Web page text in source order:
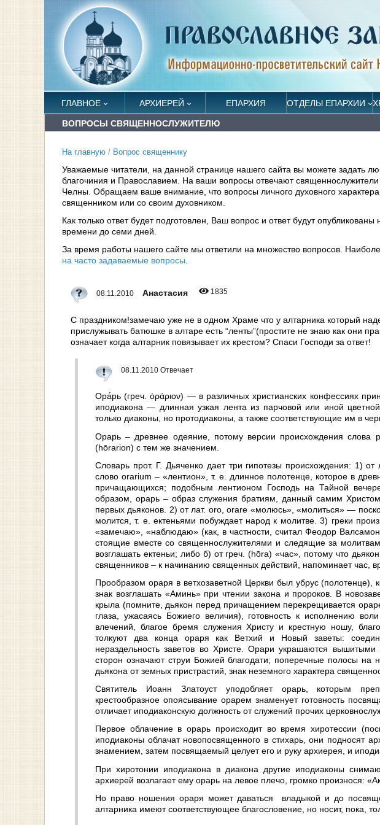
ГЛАВНОЕ АРХИЕРЕЙ ЕПАРХИЯ ОТДЕЛЫ ЕПАРХИИ
ВОПРОСЫ СВЯЩЕННОСЛУЖИТЕЛЮ
На главную / Вопрос священнику
Уважаемые читатели, на данной странице нашего сайта вы можете задать
благочиния и Православием. На ваши вопросы отвечают
Челны. Обращаем ваше внимание, что вопросы личного духовного
священником или со своим духовником.
Как только ответ будет подготовлен, Ваш вопрос и ответ будут
времени до семи дней.
За время работы нашего сайте мы ответили на множество вопросов.
на часто задаваемые вопросы.
08.11.2010 Анастасия 1835
С праздником!замечаю уже не в одном Храме что у алтарника который
прислужывать батюшке в алтаре есть “ленты”(простите не знаю как они
означает когда алтарник повязывает их крестом? Спаси Господи за ответ!
08.11.2010 Отвечает
Ора́рь (греч. ὀράριον) — в различных христианских конфессиях
иподиакона — длинная узкая лента из парчовой или иной
только диаконы, но протодиаконы, а также соответствующие им в
Орарь – древнее одеяние, потому версии происхождения слова
(hōrarion) с тем же значением.
Словарь прот. Г. Дьяченко дает три гипотезы происхождения: 1)
слово orarium – «лентион», т. е. длинное полотенце, которое в
причащающихся; подобным лентионом Господь на Тайной
образом, орарь – образ служения братиям, данный самим
первых дьяконов. 2) от лат. oro, orare «молюсь», «молиться» —
молится, т. е. ектеньями побуждает народ к молитве. 3) греки
«замечаю», «наблюдаю» (как, в частности, считал Феодор
стоящие вместе со священнослужителями и следящие за
возглашать ектеньи; либо б) от греч. (hōra) «час», потому что
священников – к начинанию священных действий, напоминает час,
Прообразом ораря в ветхозаветной Церкви был убрус (полотенце),
знак возглашать «Аминь» при чтении закона и пророков. В
крыла (помните, дьякон перед причащением перекрещивается
глаза, ужасаясь Божиего величия), готовность к исполнению
влечений, благое бремя служения Христу и крестную ношу,
толкуют два конца ораря как Ветхий и Новый заветы:
нераздельность заветов во Христе. Орари украшаются
сторон означают струи Божией благодати; поперечные полосы на
дьякона от земных пристрастий, знак неземного характера
Святитель Иоанн Златоуст уподобляет орарь, которым
крестообразное опоясывание орарем знаменует готовность
отличает иподиаконскую должность от служений прочих
Первое облачение в орарь происходит во время хиротессии
иподиаконы облачат новопосвященного в стихарь, они подносят
знамением, затем посвящаемый целует его и руку архиерея, и
При хиротонии иподиакона в диакона другие иподиаконы
архиерей возлагает ему орарь на левое плечо, громко произнося:
Но право ношения ораря может даваться владыкой и до
алтарника имеют соответствующее благословение, но носит, пока,